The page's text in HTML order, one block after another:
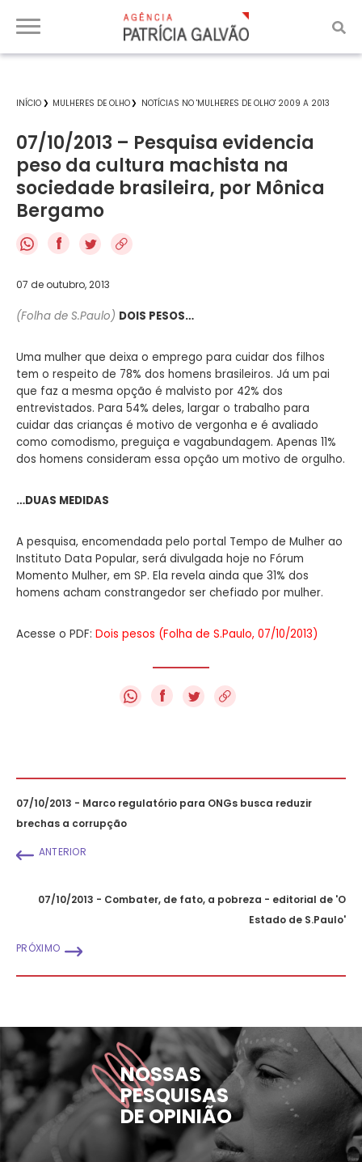
INÍCIO MULHERES DE OLHO NOTÍCIAS NO 'MULHERES DE OLHO' 2009 A 2013
07/10/2013 – Pesquisa evidencia
peso da cultura machista na
sociedade brasileira, por Mônica
Bergamo
f
07 de outubro, 2013
(Folha de S.Paulo) DOIS PESOS…
Uma mulher que deixa o emprego para cuidar dos filhos
tem o respeito de 78% dos homens brasileiros. Já um pai
que faz a mesma opção é malvisto por 42% dos
entrevistados. Para 54% deles, largar o trabalho para
cuidar das crianças é motivo de vergonha e é avaliado
como comodismo, preguiça e vagabundagem. Apenas 11%
dos homens consideram essa opção um motivo de orgulho.
…DUAS MEDIDAS
A pesquisa, encomendada pelo portal Tempo de Mulher ao
Instituto Data Popular, será divulgada hoje no Fórum
Momento Mulher, em SP. Ela revela ainda que 31% dos
homens acham constrangedor ser chefiado por mulher.
Acesse o PDF: Dois pesos (Folha de S.Paulo, 07/10/2013)
f
07/10/2013 - Marco regulatório para ONGs busca reduzir
brechas a corrupção
ANTERIOR
07/10/2013 - Combater, de fato, a pobreza - editorial de 'O
Estado de S.Paulo'
PRÓXIMO
NOSSAS
PESQUISAS
DE OPINIÃO